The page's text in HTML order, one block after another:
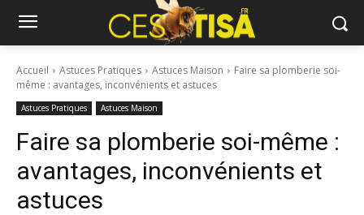
Accueil Astuces Pratiques Astuces Maison
Faire sa plomberie soi-
même : avantages, inconvénients et astuces
Astuces Pratiques Astuces Maison
Faire sa plomberie soi-même :
avantages, inconvénients et
astuces